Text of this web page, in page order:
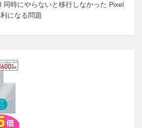
同時にやらないと移行しなかった Pixel
になる問題